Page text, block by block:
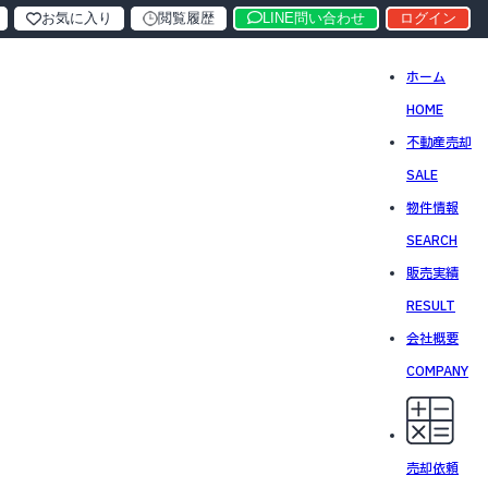
ホーム
HOME
不動産売却
SALE
物件情報
SEARCH
販売実績
RESULT
会社概要
COMPANY
売却依頼
お気に入り 閲覧履歴 LINE問い合わせ ログイン